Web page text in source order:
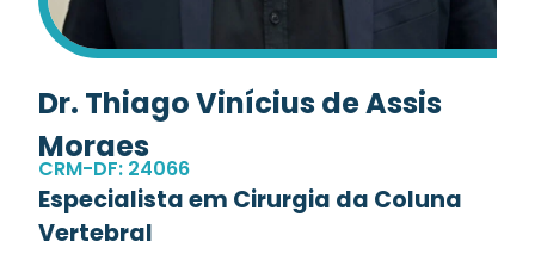
Dr. Thiago Vinícius de Assis
Moraes
CRM-DF: 24066
Especialista em Cirurgia da Coluna
Vertebral